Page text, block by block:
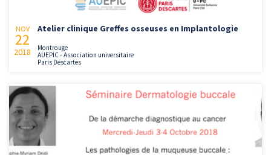
NOV
22
2018
Atelier clinique Greffes osseuses en Implantologie
Montrouge
AUEPIC - Association universitaire
Paris Descartes